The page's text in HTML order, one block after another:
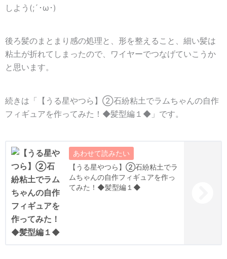
しよう(;´･ω･)
後ろ髪のまとまり感の処理と、形を整えること、細い髪は
粘土が折れてしまったので、ワイヤーでつなげていこうか
と思います。
続きは「【うる星やつら】②石紛粘土でラムちゃんの自作
フィギュアを作ってみた！◆髪型編１◆」です。
【うる星やつら】②石紛粘土でラ
ムちゃんの自作フィギュアを作っ
てみた！◆髪型編１◆